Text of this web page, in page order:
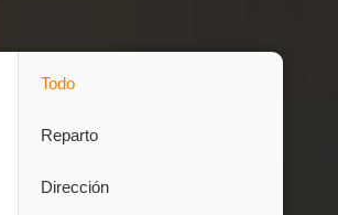
Todo
Reparto
Dirección